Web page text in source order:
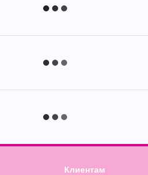
Клиентам